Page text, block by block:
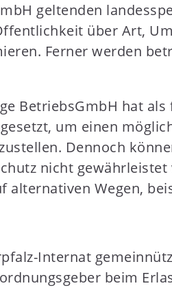
geltenden
über Art,
Ferner werden
BetriebsGmbH hat
um einen
Dennoch
nicht
alternativen Wegen,
Internat
beim